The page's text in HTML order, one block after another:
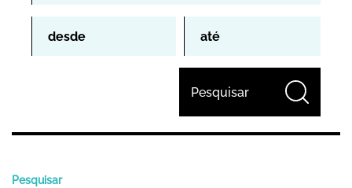
Pesquisar
Pesquisar